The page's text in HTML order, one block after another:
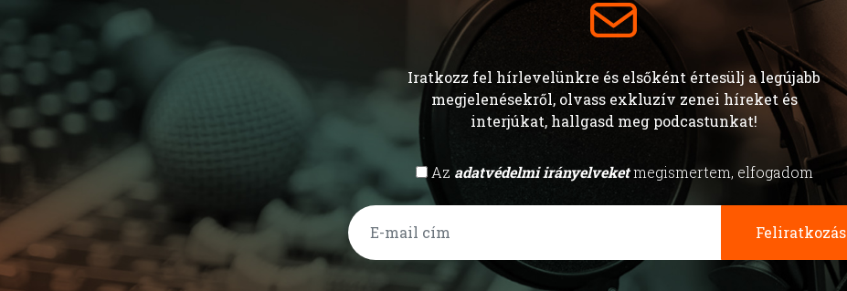
Iratkozz fel hírlevelünkre és elsőként értesülj a legújabb
megjelenésekről, olvass exkluzív zenei híreket és
interjúkat, hallgasd meg podcastunkat!
Az adatvédelmi irányelveketmegismertem, elfogadom
Feliratkozás